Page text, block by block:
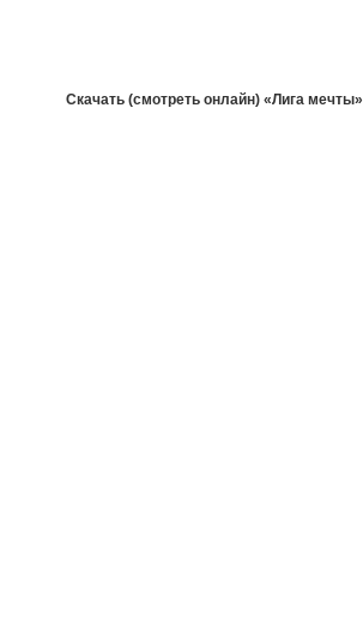
Скачать (смотреть онлайн) «Лига мечты»